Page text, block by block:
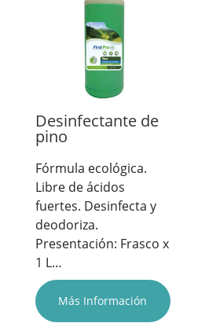
Desinfectante de
pino
Fórmula ecológica.
Libre de ácidos
fuertes. Desinfecta y
deodoriza.
Presentación: Frasco x
1 L…
Más Información